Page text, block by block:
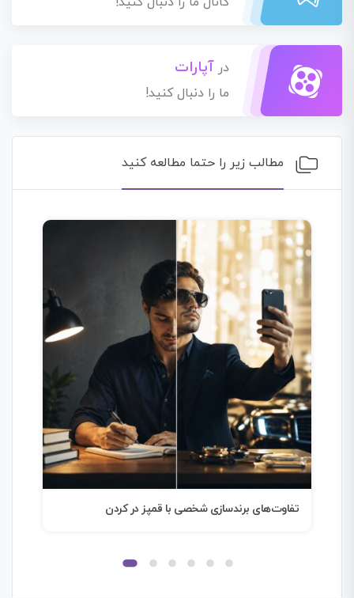
در آپارات
ما را دنبال کنید!
مطالب زیر را حتما مطالعه کنید
تفاوت‌های برندسازی شخصی با قمپز در کردن